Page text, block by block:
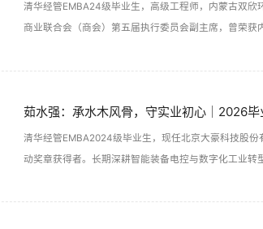
清华经管EMBA24级毕业生，高级工程师，内蒙古双
商业联合会（商会）第五届执行委员会副主席，曾荣
茹水强：承水木风骨，守实业初心｜2026毕
清华经管EMBA2024级毕业生，现任北京大豪科技股
动奖章获得者。长期深耕智能装备电控与数字化工业